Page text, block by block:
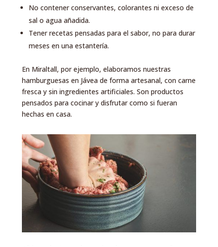
No contener conservantes, colorantes ni exceso de
sal o agua añadida.
Tener recetas pensadas para el sabor, no para durar
meses en una estantería.
En Miraltall, por ejemplo, elaboramos nuestras
hamburguesas en Jávea de forma artesanal, con carne
fresca y sin ingredientes artificiales. Son productos
pensados para cocinar y disfrutar como si fueran
hechas en casa.